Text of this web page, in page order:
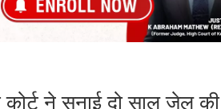
कोर्ट ने सुनाई दो साल जेल की